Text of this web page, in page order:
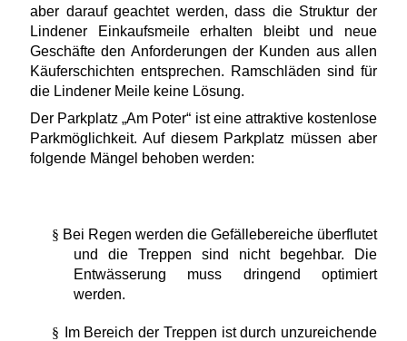
aber darauf geachtet werden, dass die Struktur der
Lindener Einkaufsmeile erhalten bleibt und neue
Geschäfte den Anforderungen der Kunden aus allen
Käuferschichten entsprechen. Ramschläden sind für
die Lindener Meile keine Lösung.
Der Parkplatz „Am Poter“ ist eine attraktive kostenlose
Parkmöglichkeit. Auf diesem Parkplatz müssen aber
folgende Mängel behoben werden:
§ Bei Regen werden die Gefällebereiche überflutet
und die Treppen sind nicht begehbar. Die
Entwässerung muss dringend optimiert
werden.
§
Im Bereich der Treppen ist durch unzureichende